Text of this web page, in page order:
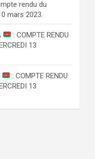
rendu du
mars 2023.
: COMPTE RENDU
13
: COMPTE RENDU
13